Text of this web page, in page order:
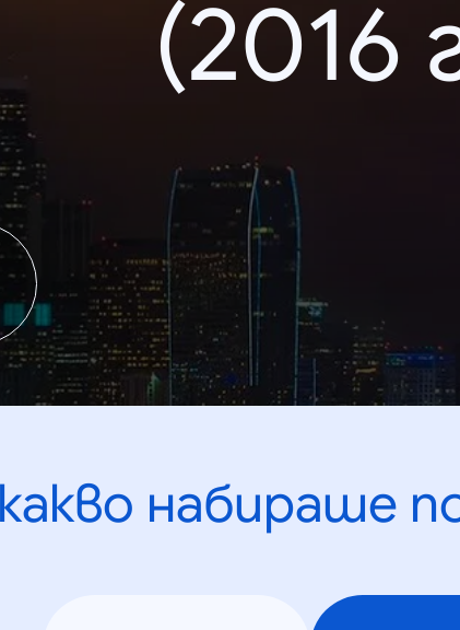
(2016
набираше